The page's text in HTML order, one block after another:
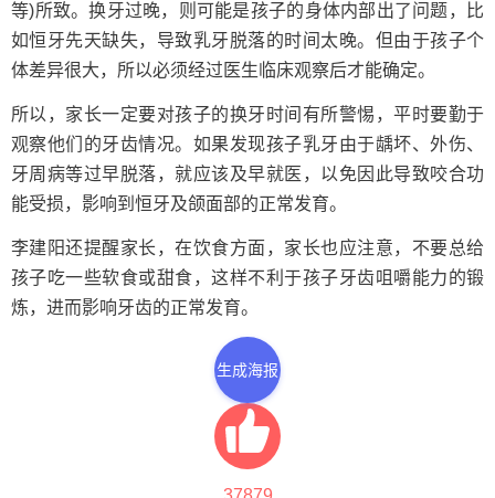
等)所致。换牙过晚，则可能是孩子的身体内部出了问题，比
如恒牙先天缺失，导致乳牙脱落的时间太晚。但由于孩子个
体差异很大，所以必须经过医生临床观察后才能确定。
所以，家长一定要对孩子的换牙时间有所警惕，平时要勤于
观察他们的牙齿情况。如果发现孩子乳牙由于龋坏、外伤、
牙周病等过早脱落，就应该及早就医，以免因此导致咬合功
能受损，影响到恒牙及颌面部的正常发育。
李建阳还提醒家长，在饮食方面，家长也应注意，不要总给
孩子吃一些软食或甜食，这样不利于孩子牙齿咀嚼能力的锻
炼，进而影响牙齿的正常发育。
生成海报